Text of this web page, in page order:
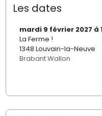
Les dates
mardi 9 février 2027 à
La Ferme !
1348 Louvain-la-Neuve
Brabant Wallon